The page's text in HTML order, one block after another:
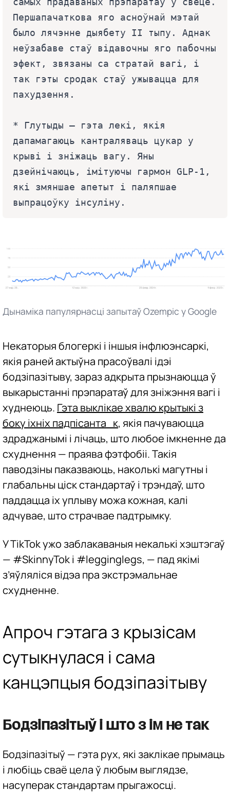
самых прадаваных прэпаратаў у свеце.
Першапачаткова яго асноўнай мэтай
было лячэнне дыябету II тыпу. Аднак
неўзабаве стаў відавочны яго пабочны
эфект, звязаны са стратай вагі, і
так гэты сродак стаў ужывацца для
пахудзення.
* Глутыды — гэта лекі, якія
дапамагаюць кантраляваць цукар у
крыві і зніжаць вагу. Яны
дзейнічаюць, імітуючы гармон GLP-1,
які змяншае апетыт і паляпшае
выпрацоўку інсуліну.
Дынаміка папулярнасці запытаў Ozempic у Google
Некаторыя блогеркі і іншыя інфлюэнсаркі,
якія раней актыўна прасоўвалі ідэі
бодзіпазітыву, зараз адкрыта прызнаюцца ў
выкарыстанні прэпаратаў для зніжэння вагі і
худнеюць. Гэта выклікае хвалю крытыкі з
боку іхніх падпісанта_к, якія пачуваюцца
здраджанымі і лічаць, што любое імкненне да
схуднення — праява фэтфобіі. Такія
паводзіны паказваюць, наколькі магутны і
глабальны ціск стандартаў і трэндаў, што
паддацца іх уплыву можа кожная, калі
адчувае, што страчвае падтрымку.
У TikTok ужо заблакаваныя некалькі хэштэгаў
— #SkinnyTok і #legginglegs, — пад якімі
з’яўляліся відэа пра экстрэмальнае
схудненне.
Апроч гэтага з крызісам
сутыкнулася і сама
канцэпцыя бодзіпазітыву
Бодзіпазітыў і што з ім не так
Бодзіпазітыў — гэта рух, які заклікае прымаць
і любіць сваё цела ў любым выглядзе,
насуперак стандартам прыгажосці.